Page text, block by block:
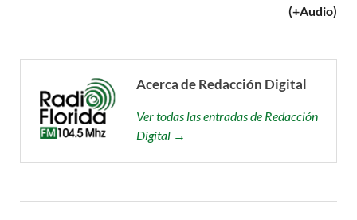
(+Audio)
Acerca de Redacción Digital
Ver todas las entradas de Redacción
Digital →